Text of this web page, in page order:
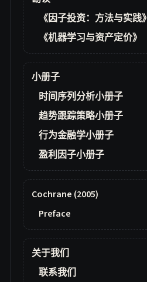
《因子投资：方法与实践》
《机器学习与资产定价》
小册子
时间序列分析小册子
趋势跟踪策略小册子
行为金融学小册子
盈利因子小册子
Cochrane (2005)
Preface
关于我们
联系我们